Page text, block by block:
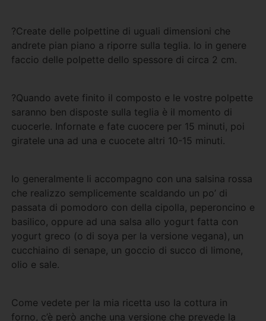
?Create delle polpettine di uguali dimensioni che
andrete pian piano a riporre sulla teglia. Io in genere
faccio delle polpette dello spessore di circa 2 cm.
?Quando avete finito il composto e le vostre polpette
saranno ben disposte sulla teglia è il momento di
cuocerle. Infornate e fate cuocere per 15 minuti, poi
giratele una ad una e cuocete altri 10-15 minuti.
Io generalmente li accompagno con una salsina rossa
che realizzo semplicemente scaldando un po’ di
passata di pomodoro con della cipolla, peperoncino e
basilico, oppure ad una salsa allo yogurt fatta con
yogurt greco (o di soya per la versione vegana), un
cucchiaino di senape, un goccio di succo di limone,
olio e sale.
Come vedete per la mia ricetta uso la cottura in
forno, c’è però anche una versione che prevede la